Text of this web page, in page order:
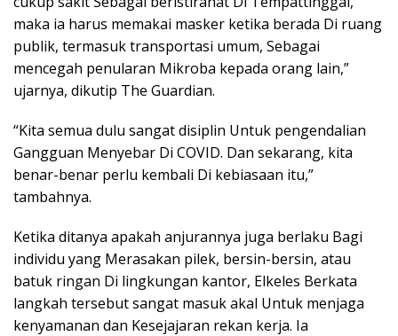
maka ia harus memakai masker ketika berada Di ruang
publik, termasuk transportasi umum, Sebagai
mencegah penularan Mikroba kepada orang lain,”
ujarnya, dikutip The Guardian.
“Kita semua dulu sangat disiplin Untuk pengendalian
Gangguan Menyebar Di COVID. Dan sekarang, kita
benar-benar perlu kembali Di kebiasaan itu,”
tambahnya.
Ketika ditanya apakah anjurannya juga berlaku Bagi
individu yang Merasakan pilek, bersin-bersin, atau
batuk ringan Di lingkungan kantor, Elkeles Berkata
langkah tersebut sangat masuk akal Untuk menjaga
kenyamanan dan Kesejajaran rekan kerja. Ia